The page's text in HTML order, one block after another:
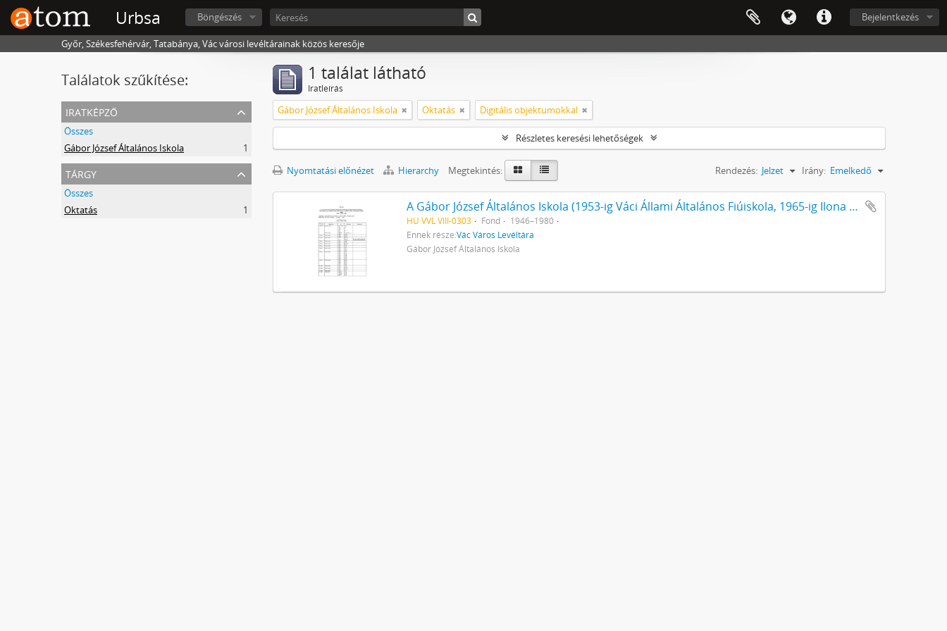
Urbsa Bejelentkezés
Böngészés
Győr, Székesfehérvár, Tatabánya, Vác városi levéltárainak közös keresője
Találatok szűkítése:
iratképző
Összes
Gábor József Általános Iskola
1
tárgy
Összes
Oktatás
1
1 találat látható
Iratleírás
Gábor József Általános Iskola Oktatás Digitális objektumokkal
Részletes keresési lehetőségek
Nyomtatási előnézet Hierarchy Megtekintés: Rendezés: Jelzet Irány: Emelkedő
A Gábor József Általános Iskola (1953-ig Váci Állami Általános Fiúiskola, 1965-ig Ilona Utcai Általános Iskola, 1975-ig Gábor József Utcai Általános Iskola) iratai
HU VVL VIII-0303 Fond
1946–1980
Ennek része:Vác Város Levéltára
Gábor József Általános Iskola